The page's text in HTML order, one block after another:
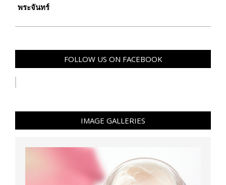
พระจันทร์
FOLLOW US ON FACEBOOK
IMAGE GALLERIES